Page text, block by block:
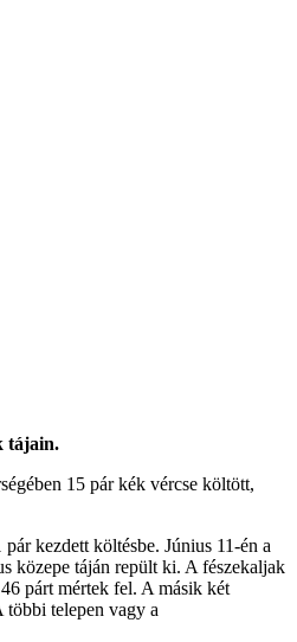
tájain.
15 pár kék vércse költött,
kezdett költésbe. Június 11-én a
közepe táján repült ki. A fészekaljak
párt mértek fel. A másik két
többi telepen vagy a